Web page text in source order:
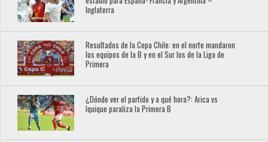
Inglaterra
Resultados de la Copa Chile: en el norte mandaron
los equipos de la B y en el Sur los de la Liga de
Primera
¿Dónde ver el partido y a qué hora?: Arica vs
Iquique paraliza la Primera B